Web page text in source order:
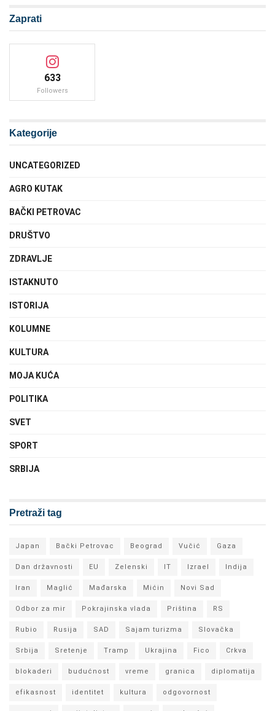
Zaprati
633
Followers
Kategorije
UNCATEGORIZED
AGRO KUTAK
BAČKI PETROVAC
DRUŠTVO
ZDRAVLJE
ISTAKNUTO
ISTORIJA
KOLUMNE
KULTURA
MOJA KUĆA
POLITIKA
SVET
SPORT
SRBIJA
Pretraži tag
Japan Bački Petrovac Beograd Vučić Gaza
Dan državnosti EU Zelenski IT Izrael Indija
Iran Maglić Mađarska Mićin Novi Sad
Odbor za mir Pokrajinska vlada Priština RS
Rubio Rusija SAD Sajam turizma Slovačka
Srbija Sretenje Tramp Ukrajina Fico Crkva
blokaderi budućnost vreme granica diplomatija
efikasnost identitet kultura odgovornost